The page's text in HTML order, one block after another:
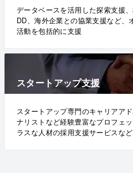
データベースを活用した探索支援
DD、海外企業との協業支援など、
活動を包括的に支援
スタートアップ支援
スタートアップ専門のキャリアア
ナリストなど経験豊富なプロフェ
ラスな人材の採用支援サービスな